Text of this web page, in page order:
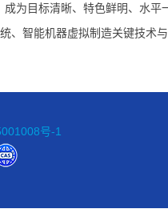
为目标清晰、特色鲜明、水平
、智能机器虚拟制造关键技术
号-1